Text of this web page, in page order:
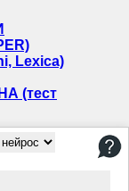
Lexica)
(тест